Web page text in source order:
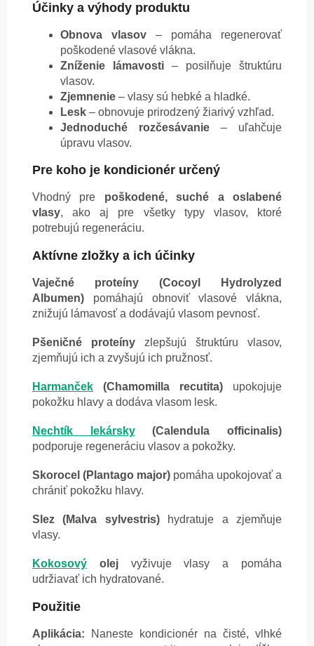
Účinky a výhody produktu
Obnova vlasov – pomáha regenerovať
poškodené vlasové vlákna.
Zníženie lámavosti – posilňuje štruktúru
vlasov.
Zjemnenie – vlasy sú hebké a hladké.
Lesk – obnovuje prirodzený žiarivý vzhľad.
Jednoduché rozčesávanie – uľahčuje
úpravu vlasov.
Pre koho je kondicionér určený
Vhodný pre poškodené, suché a oslabené
vlasy, ako aj pre všetky typy vlasov, ktoré
potrebujú regeneráciu.
Aktívne zložky a ich účinky
Vaječné proteíny (Cocoyl Hydrolyzed
Albumen) pomáhajú obnoviť vlasové vlákna,
znižujú lámavosť a dodávajú vlasom pevnosť.
Pšeničné proteíny zlepšujú štruktúru vlasov,
zjemňujú ich a zvyšujú ich pružnosť.
Harmanček (Chamomilla recutita) upokojuje
pokožku hlavy a dodáva vlasom lesk.
Nechtík lekársky(Calendula officinalis)
podporuje regeneráciu vlasov a pokožky.
Skorocel (Plantago major) pomáha upokojovať a
chrániť pokožku hlavy.
Slez (Malva sylvestris)hydratuje a zjemňuje
vlasy.
Kokosový olejvyživuje vlasy a pomáha
udržiavať ich hydratované.
Použitie
Aplikácia: Naneste kondicionér na čisté, vlhké